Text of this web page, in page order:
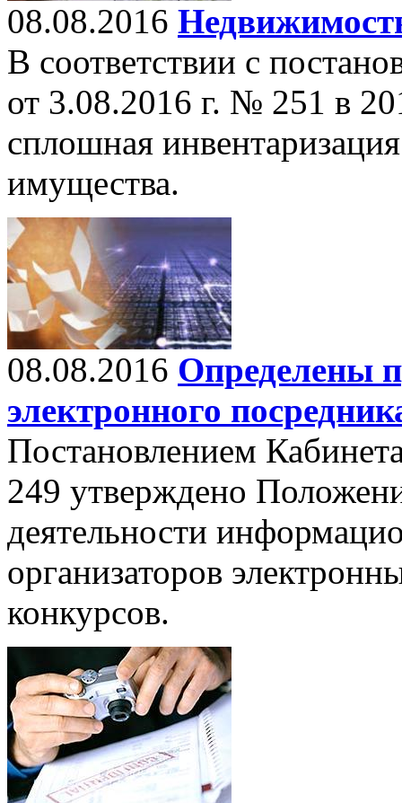
08.08.2016
В соответствии с
от 3.08.2016 г. № 251 в
сплошная
имущества.
08.08.2016 Определены
электронного
Постановлением
249 утверждено
деятельности
организаторов
конкурсов.